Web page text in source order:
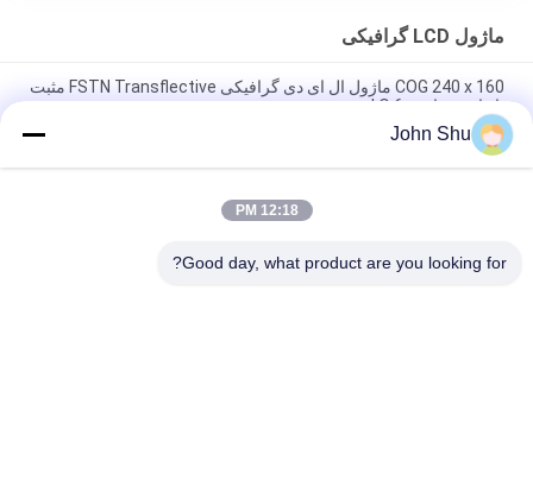
ماژول LCD گرافیکی
COG 240 x 160 ماژول ال ای دی گرافیکی FSTN Transflective مثبت
با زاویه ساعت 6 O '
گرافیکی LCD
John Shu
12:18 PM
Good day, what product are you looking for?